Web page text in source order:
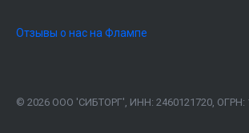
Отзывы о нас на Флампе
© 2026 ООО 'СИБТОРГ', ИНН: 2460121720, ОГРН: